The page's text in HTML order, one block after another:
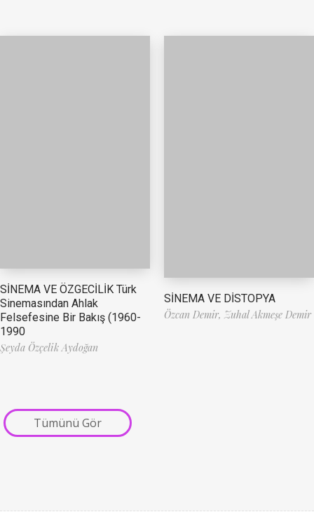
SİNEMA VE ÖZGECİLİK Türk
Sinemasından Ahlak
Felsefesine Bir Bakış (1960-
1990
Şeyda Özçelik Aydoğan
SİNEMA VE DİSTOPYA
Özcan Demir, Zuhal Akmeşe Demir
Tümünü Gör